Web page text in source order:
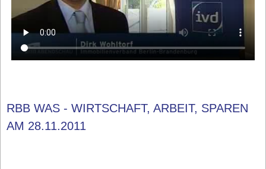
RBB WAS - WIRTSCHAFT, ARBEIT, SPAREN
AM 28.11.2011